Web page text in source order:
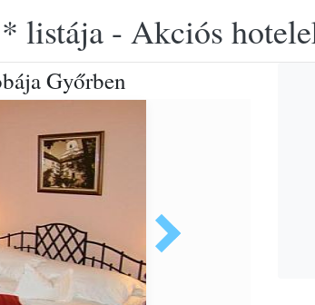
- Akciós
Győrben